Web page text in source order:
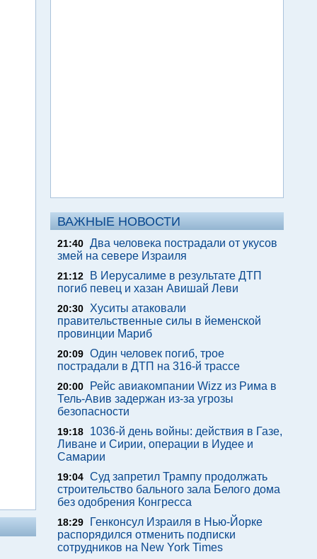
ВАЖНЫЕ НОВОСТИ
21:40 Два человека пострадали от укусов
змей на севере Израиля
21:12
В Иерусалиме в результате ДТП
погиб певец и хазан Авишай Леви
20:30
Хуситы атаковали
правительственные силы в йеменской
провинции Мариб
20:09 Один человек погиб, трое
пострадали в ДТП на 316-й трассе
20:00
Рейс авиакомпании Wizz из Рима в
Тель-Авив задержан из-за угрозы
безопасности
19:18
1036-й день войны: действия в Газе,
Ливане и Сирии, операции в Иудее и
Самарии
19:04 Суд запретил Трампу продолжать
строительство бального зала Белого дома
без одобрения Конгресса
18:29
Генконсул Израиля в Нью-Йорке
распорядился отменить подписки
сотрудников на New York Times